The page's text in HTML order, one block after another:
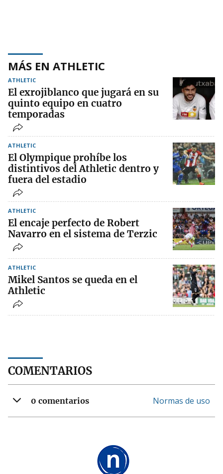
MÁS EN ATHLETIC
ATHLETIC
El exrojiblanco que jugará en su
quinto equipo en cuatro
temporadas
ATHLETIC
El Olympique prohíbe los
distintivos del Athletic dentro y
fuera del estadio
ATHLETIC
El encaje perfecto de Robert
Navarro en el sistema de Terzic
ATHLETIC
Mikel Santos se queda en el
Athletic
COMENTARIOS
0 comentarios Normas de uso